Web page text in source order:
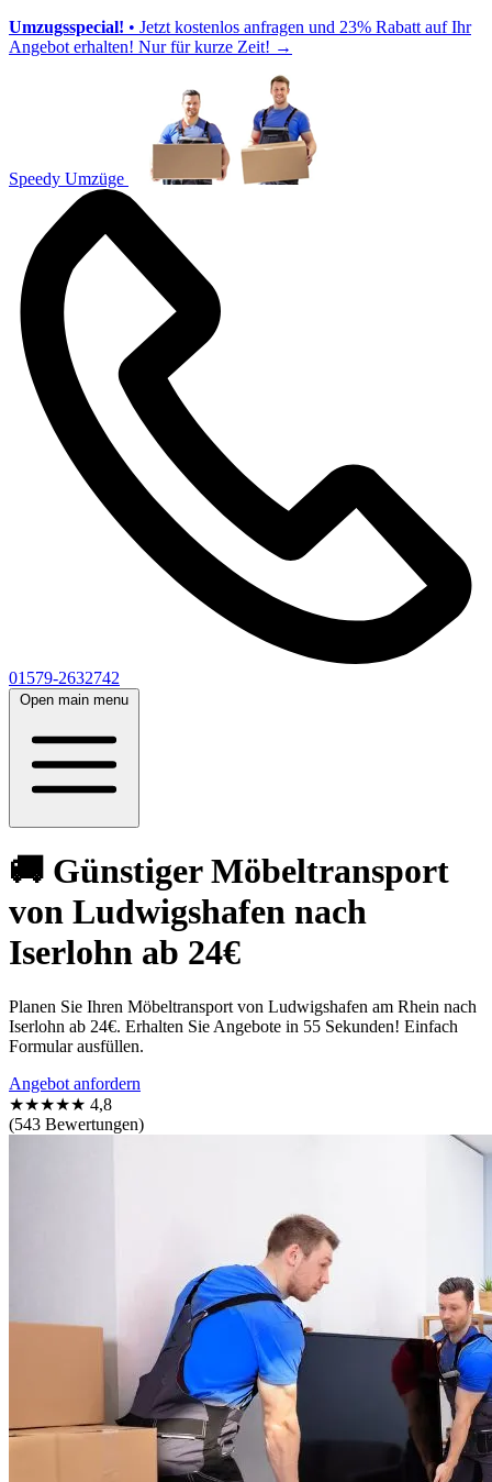
Umzugsspecial! • Jetzt kostenlos anfragen und 23% Rabatt auf Ihr
Angebot erhalten! Nur für kurze Zeit! →
Speedy Umzüge
01579-2632742
Open main menu
🚚 Günstiger Möbeltransport
von Ludwigshafen nach
Iserlohn ab 24€
Planen Sie Ihren Möbeltransport von Ludwigshafen am Rhein nach
Iserlohn ab 24€. Erhalten Sie Angebote in 55 Sekunden! Einfach
Formular ausfüllen.
Angebot anfordern
★★★★★ 4,8
(543 Bewertungen)